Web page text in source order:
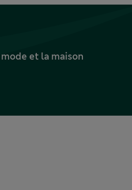
et la maison